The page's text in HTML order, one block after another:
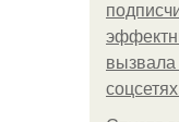
вызвала